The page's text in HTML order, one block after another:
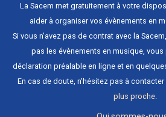
La Sacem met gratuitement à votre
aider à organiser vos évènements en
Si vous n'avez pas de contrat avec la
pas les évènements en musique, vous
déclaration préalable en ligne et en
En cas de doute, n'hésitez pas à contacter
plus proche